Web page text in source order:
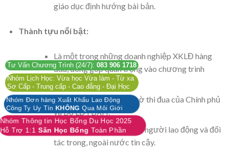
giáo dục định hướng bài bản.
Thành tựu nổi bật:
Là một trong những doanh nghiệp XKLĐ hàng
đầu, đóng góp quan trọng vào chương trình
XKLĐ quốc gia.
Nhận nhiều bằng khen, cờ thi đua của Chính phủ
và Bộ LĐTBXH.
Thương hiệu uy tín, được người lao động và đối
tác trong, ngoài nước tin cậy.
Tư Vấn Chương Trình (24/7): 083 906 1718
Nhóm Lịch Học: Vừa học Vừa làm - Từ xa
Sơ Cấp - Trung cấp - Cao đẳng - Đại Học
Nhóm Đơn hàng Xuất Khẩu Lao Động
Công Ty Uy Tín KHÔNG Qua Môi Giới
Nhóm Thông tin Học Bổng Du Học 2025
Hỗ Trợ 1:1Săn Học BổngToàn Phần